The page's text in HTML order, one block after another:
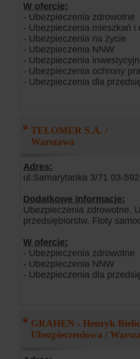
W ofercie:
- Ubezpieczenia zdrowotne
- Ubezpieczenia mieszkań i
- Ubezpieczenia na życie
- Ubezpieczenia NNW
- Ubezpieczenia
- Ubezpieczenia ochrony
- Ubezpieczenia dla
TELOMER S.A. /
Warszawa
Adres:
ul.Samarytanka 3/71 03-
Dodatkowe informacje:
Ubezpieczenia zdrowotne.
przedsiębiorstw. Floty
W ofercie:
- Ubezpieczenia zdrowotne
- Ubezpieczenia NNW
- Ubezpieczenia dla
GRAHEN - Henryk
Ubezpieczeniowa /